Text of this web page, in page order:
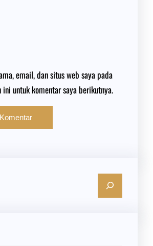
email, dan situs web saya pada
ini untuk komentar saya berikutnya.